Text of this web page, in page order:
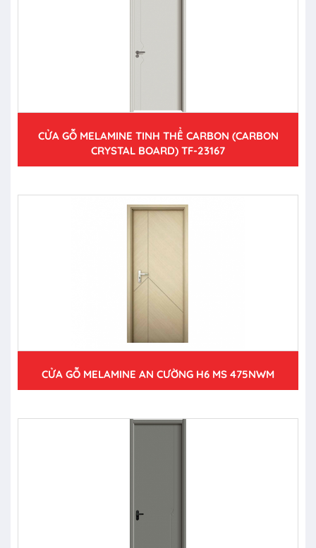
CỬA GỖ MELAMINE TINH THỂ CARBON (CARBON
CRYSTAL BOARD) TF-23167
CỬA GỖ MELAMINE AN CƯỜNG H6 MS 475NWM